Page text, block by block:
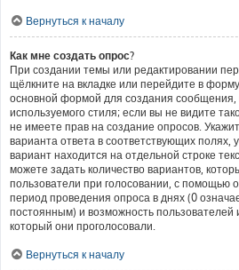
Вернуться к началу
Как мне создать опрос?
При создании темы или редактировании
щёлкните на вкладке или перейдите в форму
основной формой для создания сообщения,
используемого стиля; если вы не видите
не имеете прав на создание опросов.
варианта ответа в соответствующих полях,
вариант находится на отдельной строке
можете задать количество вариантов,
пользователи при голосовании, с помощью
период проведения опроса в днях (0
постоянным) и возможность пользователей
который они проголосовали.
Вернуться к началу